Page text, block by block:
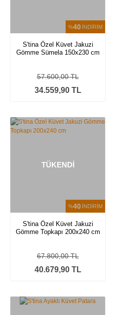
%40 İNDİRİM
S'tina Özel Küvet Jakuzi
Gömme Sümela 150x230 cm
34.559,90 TL
57.600,00 TL
%40 İNDİRİM
TÜKENDİ
S'tina Özel Küvet Jakuzi
Gömme Topkapı 200x240 cm
40.679,90 TL
67.800,00 TL